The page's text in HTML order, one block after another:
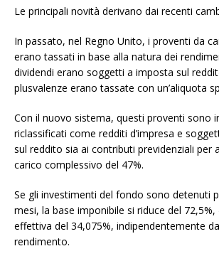
Le principali novità derivano dai recenti
In passato, nel Regno Unito, i proventi da
erano tassati in base alla natura dei
dividendi erano soggetti a imposta sul
plusvalenze erano tassate con un’aliquota
Con il nuovo sistema, questi proventi sono
riclassificati come redditi d’impresa e
sul reddito sia ai contributi previdenziali per
carico complessivo del 47%.
Se gli investimenti del fondo sono detenuti
mesi, la base imponibile si riduce del 72,5%,
effettiva del 34,075%, indipendentemente
rendimento.